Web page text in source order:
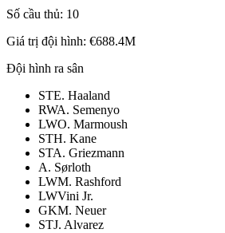
Số cầu thủ: 10
Giá trị đội hình: €688.4M
Đội hình ra sân
STE. Haaland
RWA. Semenyo
LWO. Marmoush
STH. Kane
STA. Griezmann
A. Sørloth
LWM. Rashford
LWVini Jr.
GKM. Neuer
STJ. Alvarez